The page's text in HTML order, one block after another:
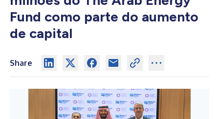
Fund como parte do aumento
de capital
Share